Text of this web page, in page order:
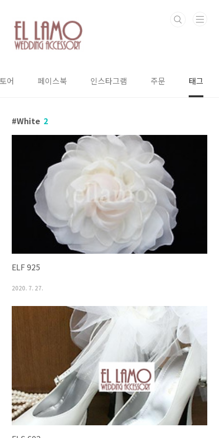
어 페이스북 인스타그램 주문 태그
White 2
ELF 925
2020. 7. 27.